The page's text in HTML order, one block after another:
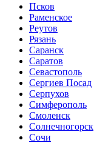
Псков
Раменское
Реутов
Рязань
Саранск
Саратов
Севастополь
Сергиев Посад
Серпухов
Симферополь
Смоленск
Солнечногорск
Сочи